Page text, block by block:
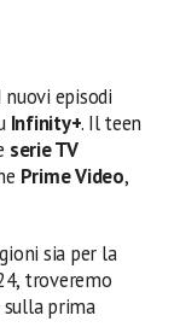
nuovi episodi
Infinity+. Il teen
serie TV
Prime Video,
sia per la
troveremo
sulla prima